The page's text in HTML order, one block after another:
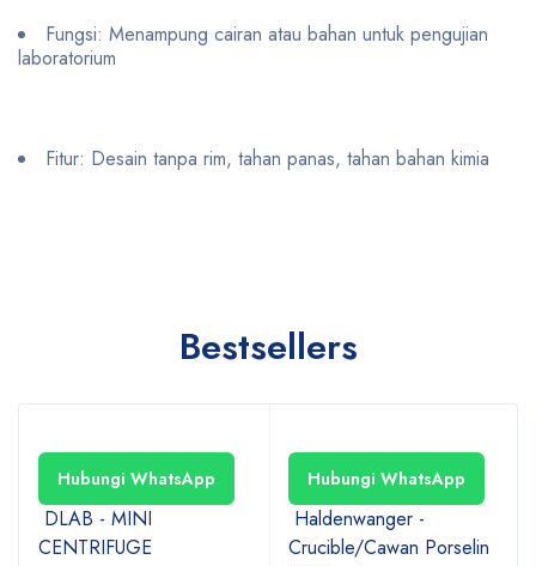
Fungsi: Menampung cairan atau bahan untuk pengujian
laboratorium
Fitur: Desain tanpa rim, tahan panas, tahan bahan kimia
Bestsellers
Hubungi WhatsApp
DLAB - MINI
CENTRIFUGE
Hubungi WhatsApp
Haldenwanger -
Crucible/Cawan Porselin